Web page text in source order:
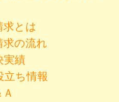
求とは
求の流れ
実績
立ち情報